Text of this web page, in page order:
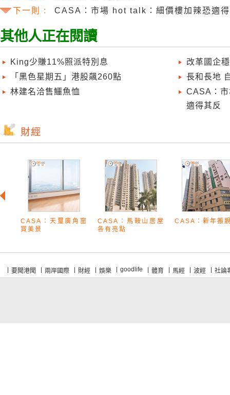
下一則 :
CASA：市場 hot talk：細價樓加辣恐適
其他人正在閱讀
King少賺11%照派特別息
「黑色星期五」港股飆260點
林建名洽售鱷魚恤
改革國企
長和長地
CASA：
適得其反
CASA：天璽廣角窗
賞美景
CASA：馬鞍山居屋
各有亮點
CASA：新年搬
要聞港聞 兩岸國際 財經 娛樂 goodlife 體育 馬經 波經 社論